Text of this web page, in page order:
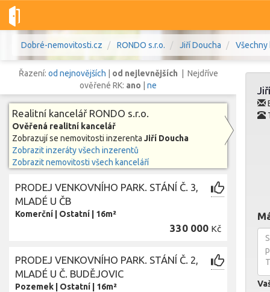
Dobré-nemovitosti.cz RONDO s.r.o. Jiří Doucha
Vše Pozemky
Lokalita
Řazení: od nejnovějších od nejlevnějších
| Nejdříve
ověřené RK: ano ne
Realitní kancelář RONDO s.r.o.
Ověřená realitní kancelář
Zobrazují se nemovitosti inzerenta Jiří Doucha
Zobrazit inzeráty všech inzerentů
Zobrazit nemovitosti všech kanceláří
PRODEJ VENKOVNÍHO PARK. STÁNÍ Č. 3,
MLADÉ U ČB
Komerční Ostatní 16m²
330 000 Kč
PRODEJ VENKOVNÍHO PARK. STÁNÍ Č. 2,
MLADÉ U Č. BUDĚJOVIC
Pozemek Ostatní 16m²